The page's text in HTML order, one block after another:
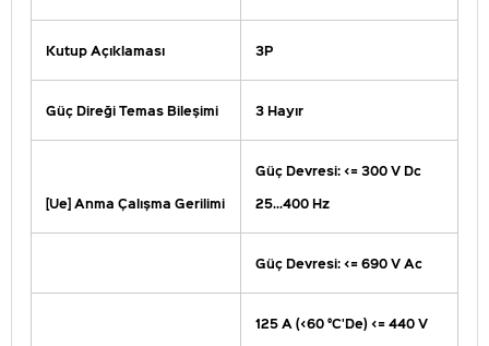
Kutup Açıklaması 3P
Güç Direği Temas Bileşimi 3 Hayır
[Ue] Anma Çalışma Gerilimi
Güç Devresi: <= 300 V Dc
25...400 Hz
Güç Devresi: <= 690 V Ac
125 A (<60 °C'De) <= 440 V